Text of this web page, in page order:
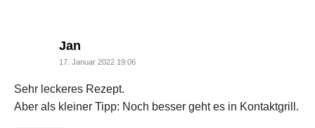
Jan
17. Januar 2022 19:06
Sehr leckeres Rezept.
Aber als kleiner Tipp: Noch besser geht es in Kontaktgrill.